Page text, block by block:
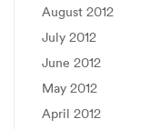
August 2012
July 2012
June 2012
May 2012
April 2012